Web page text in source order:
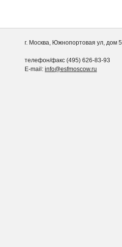
г. Москва, Южнопортовая ул, дом 5
телефон/факс (495) 626-83-93
E-mail: info@esfmoscow.ru